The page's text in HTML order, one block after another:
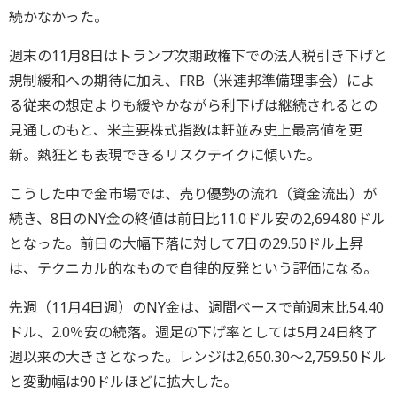
続かなかった。
週末の11月8日はトランプ次期政権下での法人税引き下げと
規制緩和への期待に加え、FRB（米連邦準備理事会）によ
る従来の想定よりも緩やかながら利下げは継続されるとの
見通しのもと、米主要株式指数は軒並み史上最高値を更
新。熱狂とも表現できるリスクテイクに傾いた。
こうした中で金市場では、売り優勢の流れ（資金流出）が
続き、8日のNY金の終値は前日比11.0ドル安の2,694.80ドル
となった。前日の大幅下落に対して7日の29.50ドル上昇
は、テクニカル的なもので自律的反発という評価になる。
先週（11月4日週）のNY金は、週間ベースで前週末比54.40
ドル、2.0％安の続落。週足の下げ率としては5月24日終了
週以来の大きさとなった。レンジは2,650.30～2,759.50ドル
と変動幅は90ドルほどに拡大した。